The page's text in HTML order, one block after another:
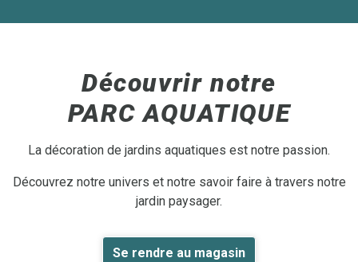
Découvrir notre
PARC AQUATIQUE
La décoration de jardins aquatiques est notre passion.
Découvrez notre univers et notre savoir faire à travers notre
jardin paysager.
Se rendre au magasin